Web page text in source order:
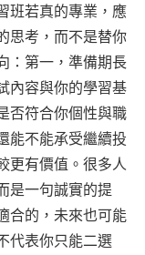
班若真的專業，應
思考，而不是替你
：第一，準備期長
內容與你的學習基
否符合你個性與職
能不能承受繼續投
更有價值。很多人
是一句誠實的提
合的，未來也可能
代表你只能二選